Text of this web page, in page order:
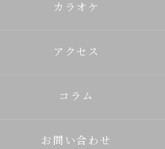
カラオケ
アクセス
コラム
お問い合わせ